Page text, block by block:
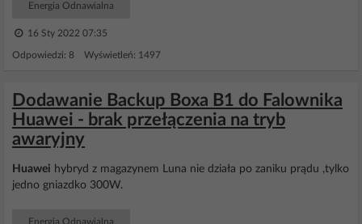
Energia Odnawialna
16 Sty 2022 07:35
Odpowiedzi: 8 Wyświetleń: 1497
Dodawanie Backup Boxa B1 do Falownika
Huawei - brak przełączenia na tryb
awaryjny
Huawei hybryd z magazynem Luna nie działa po zaniku prądu ,tylko
jedno gniazdko 300W.
Energia Odnawialna